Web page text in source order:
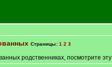
Страницы: 1 2 3
родственниках, посмотрите